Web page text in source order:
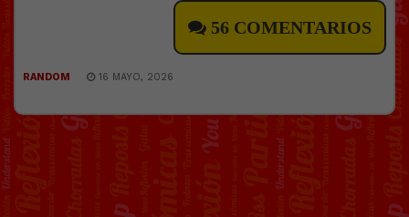
56 COMENTARIOS
RANDOM 16 MAYO, 2026